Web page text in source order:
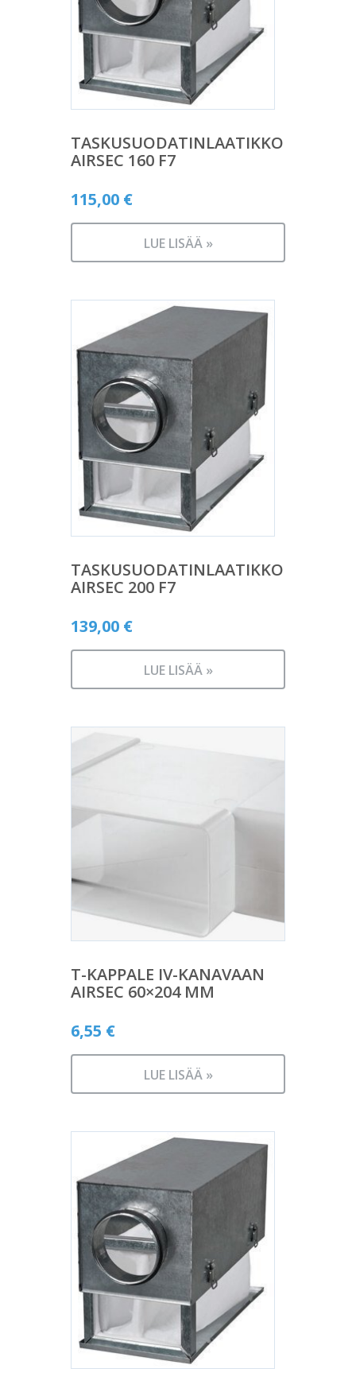
TASKUSUODATINLAATIKKO
AIRSEC 160 F7
115,00 €
LUE LISÄÄ »
TASKUSUODATINLAATIKKO
AIRSEC 200 F7
139,00 €
LUE LISÄÄ »
T-KAPPALE IV-KANAVAAN
AIRSEC 60×204 MM
6,55 €
LUE LISÄÄ »